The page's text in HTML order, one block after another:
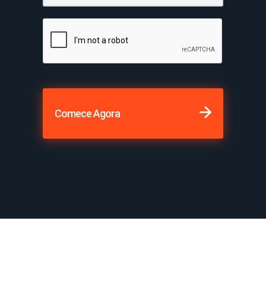
Comece Agora